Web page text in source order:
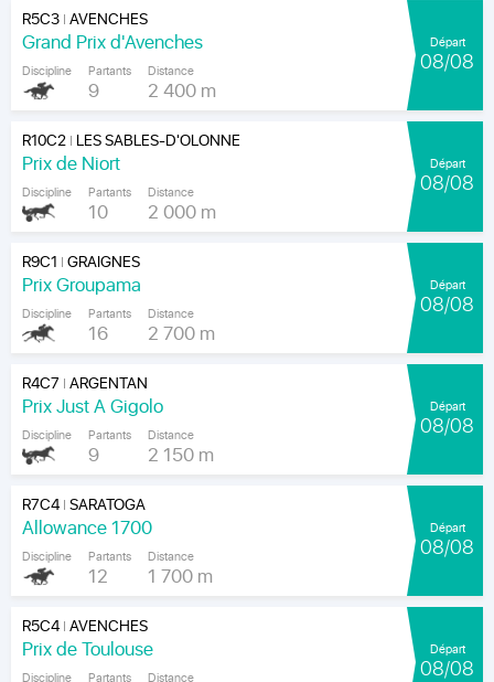
R5C3|AVENCHES
Grand Prix d'Avenches
Discipline Partants
9
Distance
2 400 m
Départ
08/08
R10C2| LES SABLES-D'OLONNE
Prix de Niort
Discipline Partants
10
Distance
2 000 m
Départ
08/08
R9C1 |GRAIGNES
Prix Groupama
Discipline Partants
16
Distance
2 700 m
Départ
08/08
R4C7 |ARGENTAN
Prix Just A Gigolo
Discipline Partants
9
Distance
2 150 m
Départ
08/08
R7C4|SARATOGA
Allowance 1700
Discipline Partants
12
Distance
1 700 m
Départ
08/08
R5C4|AVENCHES
Prix de Toulouse
Discipline Partants Distance
Départ
08/08